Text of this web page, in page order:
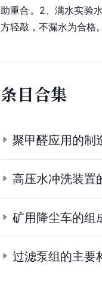
助重合。2、满水实验
方轻敲，不漏水为合格
条目合集
聚甲醛应用的制
高压水冲洗装置
矿用降尘车的组
过滤泵组的主要